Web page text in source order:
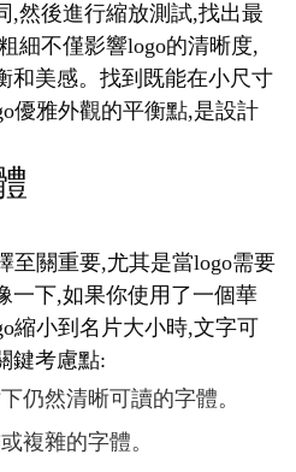
,然後進行縮放測試,找出最
細不僅影響logo的清晰度,
和美感。找到既能在小尺寸
優雅外觀的平衡點,是設計
至關重要,尤其是當logo需要
一下,如果你使用了一個華
縮小到名片大小時,文字可
鍵考慮點:
仍然清晰可讀的字體。
複雜的字體。